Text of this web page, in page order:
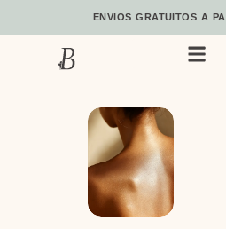
ENVIOS GRATUITOS A